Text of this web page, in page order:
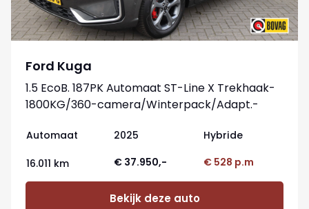
Ford Kuga
1.5 EcoB. 187PK Automaat ST-Line X Trekhaak-
1800KG/360-camera/Winterpack/Adapt.-
Automaat 2025 Hybride
16.011 km € 37.950,- € 528 p.m
Bekijk deze auto